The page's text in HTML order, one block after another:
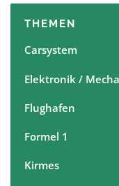
THEMEN
Carsystem
Elektronik /
Flughafen
Formel 1
Kirmes